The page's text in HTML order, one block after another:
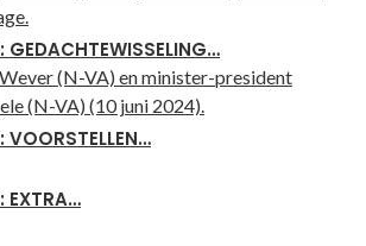
GEDACHTEWISSELING…
VOORSTELLEN…
EXTRA…